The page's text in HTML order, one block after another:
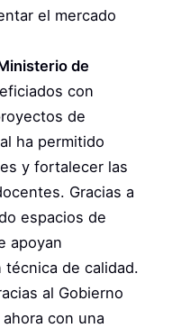
el mercado
de
con
de
ha permitido
y fortalecer las
Gracias a
espacios de
apoyan
de calidad.
al Gobierno
con una